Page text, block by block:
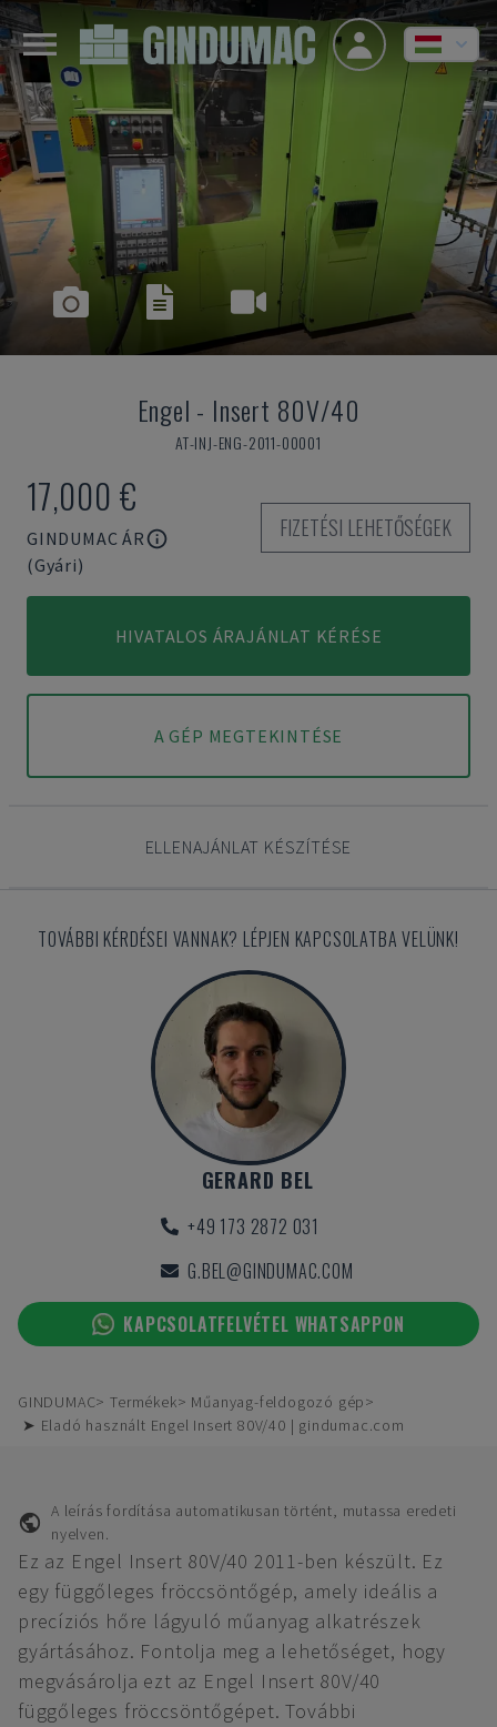
Engel - Insert 80V/40
AT-INJ-ENG-2011-00001
17,000 €
GINDUMAC ÁR
(Gyári)
FIZETÉSI LEHETŐSÉGEK
HIVATALOS ÁRAJÁNLAT KÉRÉSE
A GÉP MEGTEKINTÉSE
ELLENAJÁNLAT KÉSZÍTÉSE
TOVÁBBI KÉRDÉSEI VANNAK? LÉPJEN KAPCSOLATBA VELÜNK!
GERARD BEL
+49 173 2872 031
G.BEL@GINDUMAC.COM
KAPCSOLATFELVÉTEL WHATSAPPON
GINDUMAC Termékek
Műanyag-feldogozó gép
➤ Eladó használt Engel Insert 80V/40 | gindumac.com
A leírás fordítása automatikusan történt, mutassa eredeti
nyelven.
Ez az Engel Insert 80V/40 2011-ben készült. Ez
egy függőleges fröccsöntőgép, amely ideális a
precíziós hőre lágyuló műanyag alkatrészek
gyártásához. Fontolja meg a lehetőséget, hogy
megvásárolja ezt az Engel Insert 80V/40
függőleges fröccsöntőgépet. További